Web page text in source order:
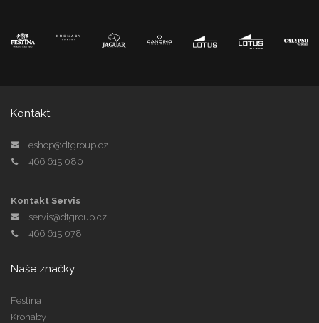
Kontakt
eshop@dtgroup.cz
466 615 080
Kontakt Servis
servis@dtgroup.cz
466 615 078
Naše značky
Festina
Kronaby